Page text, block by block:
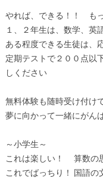
やれば、できる！！ も
１、２年生は、数学、英
ある程度できる生徒は、
定期テストで２００点以
しください
無料体験も随時受け付け
夢に向かって一緒にがん
～小学生～
これは楽しい！ 算数の
これでばっちり！ 国語の